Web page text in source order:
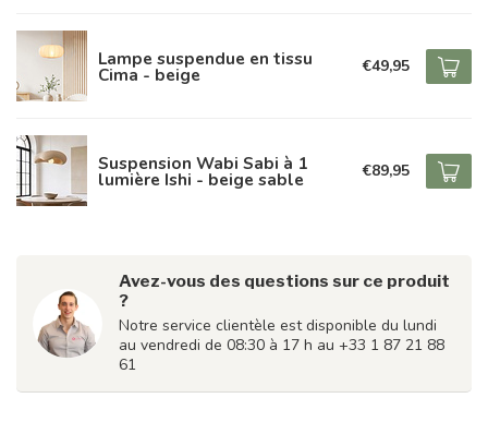
Lampe suspendue en tissu
Cima - beige €49,95
Suspension Wabi Sabi à 1
lumière Ishi - beige sable €89,95
Avez-vous des questions sur ce produit
?
Notre service clientèle est disponible du lundi
au vendredi de 08:30 à 17 h au +33 1 87 21 88
61